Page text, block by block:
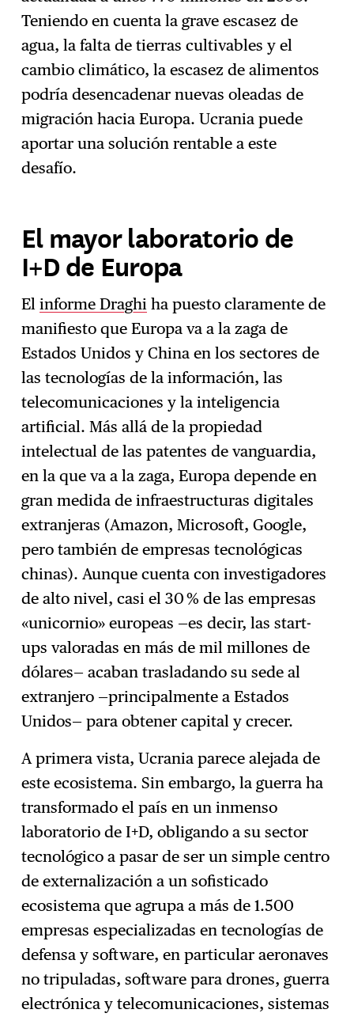
Teniendo en cuenta la grave escasez de
agua, la falta de tierras cultivables y el
cambio climático, la escasez de alimentos
podría desencadenar nuevas oleadas de
migración hacia Europa. Ucrania puede
aportar una solución rentable a este
desafío.
El mayor laboratorio de
I+D de Europa
Elinforme Draghi ha puesto claramente de
manifiesto que Europa va a la zaga de
Estados Unidos y China en los sectores de
las tecnologías de la información, las
telecomunicaciones y la inteligencia
artificial. Más allá de la propiedad
intelectual de las patentes de vanguardia,
en la que va a la zaga, Europa depende en
gran medida de infraestructuras digitales
extranjeras (Amazon, Microsoft, Google,
pero también de empresas tecnológicas
chinas). Aunque cuenta con investigadores
de alto nivel, casi el 30 % de las empresas
«unicornio» europeas —es decir, las start-
ups valoradas en más de mil millones de
dólares— acaban trasladando su sede al
extranjero —principalmente a Estados
Unidos— para obtener capital y crecer.
A primera vista, Ucrania parece alejada de
este ecosistema. Sin embargo, la guerra ha
transformado el país en un inmenso
laboratorio de I+D, obligando a su sector
tecnológico a pasar de ser un simple centro
de externalización a un sofisticado
ecosistema que agrupa a más de 1.500
empresas especializadas en tecnologías de
defensa y software, en particular aeronaves
no tripuladas, software para drones, guerra
electrónica y telecomunicaciones, sistemas